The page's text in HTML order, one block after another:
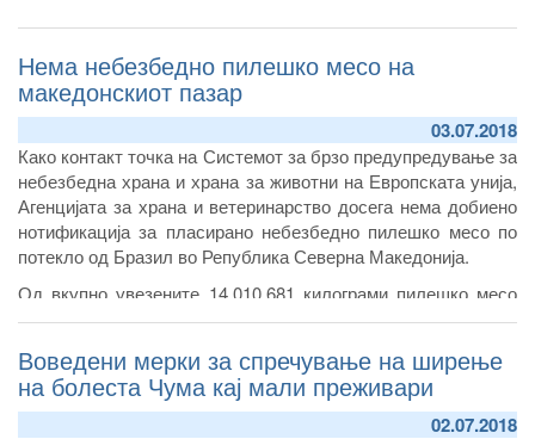
на здравјето на луѓето, животните и растенијата”, чија
реализација беше промовирана денес.
Нема небезбедно пилешко месо на
македонскиот пазар
03.07.2018
Како контакт точка на Системот за брзо предупредување за
небезбедна храна и храна за животни на Европската унија,
Агенцијата за храна и ветеринарство досега нема добиено
нотификација за пласирано небезбедно пилешко месо по
потекло од Бразил во Република Северна Македонија.
Од вкупно увезените 14.010.681 килограми пилешко месо
од Полска, Хрватска, Словенија, Бразил, Бугарија,
заклучно со јуни, од Бразил се увезени вкупно 3.391.011
килограми.
Воведени мерки за спречување на ширење
на болеста Чума кај мали преживари
02.07.2018